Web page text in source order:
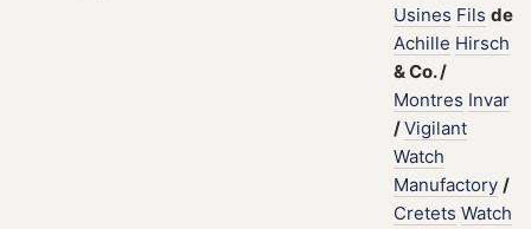
Usines Fils de
Achille Hirsch
&Co./
Montres Invar
/Vigilant
Watch
Manufactory /
Cretets Watch